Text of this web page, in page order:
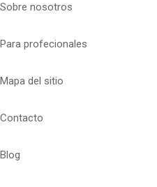
Sobre nosotros
Para profecionales
Mapa del sitio
Contacto
Blog